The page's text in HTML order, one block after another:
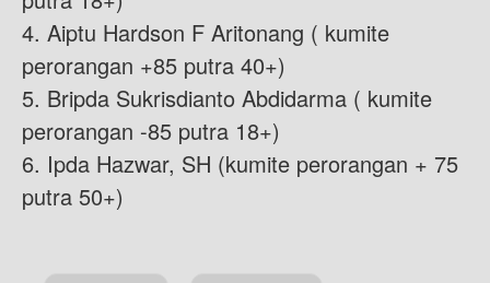
4. Aiptu Hardson F Aritonang ( kumite
perorangan +85 putra 40+)
5. Bripda Sukrisdianto Abdidarma ( kumite
perorangan -85 putra 18+)
6. Ipda Hazwar, SH (kumite perorangan + 75
putra 50+)